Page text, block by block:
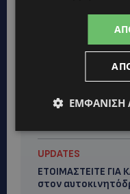
VIRAL: Κοράκι
UPDATES
ΕΤΟΙΜΑΣΤΕΙΤΕ ΓΙΑ
στον
ΕΜΦΆΝΙΣΗ